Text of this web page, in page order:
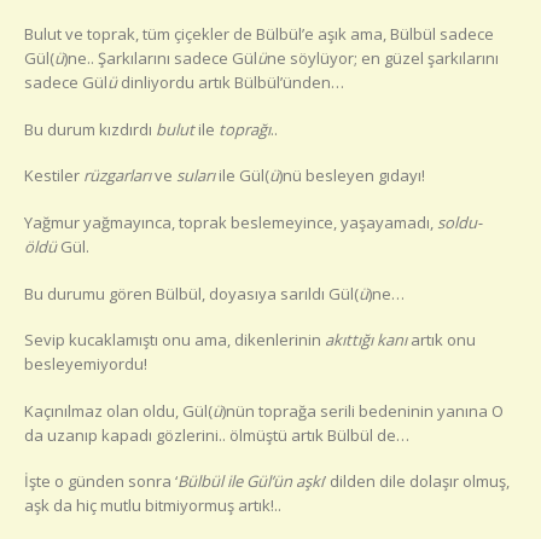
Bulut ve toprak, tüm çiçekler de Bülbül’e aşık ama, Bülbül sadece
Gül(ü)ne.. Şarkılarını sadece Gülüne söylüyor; en güzel şarkılarını
sadece Gülüdinliyordu artık Bülbül’ünden…
Bu durum kızdırdı bulutile toprağı..
Kestiler rüzgarlarıve sularıile Gül(ü)nü besleyen gıdayı!
Yağmur yağmayınca, toprak beslemeyince, yaşayamadı, soldu-
öldüGül.
Bu durumu gören Bülbül, doyasıya sarıldı Gül(ü)ne…
Sevip kucaklamıştı onu ama, dikenlerinin akıttığı kanıartık onu
besleyemiyordu!
Kaçınılmaz olan oldu, Gül(ü)nün toprağa serili bedeninin yanına O
da uzanıp kapadı gözlerini.. ölmüştü artık Bülbül de…
İşte o günden sonra ‘Bülbül ile Gül’ün aşkı’ dilden dile dolaşır olmuş,
aşk da hiç mutlu bitmiyormuş artık!..